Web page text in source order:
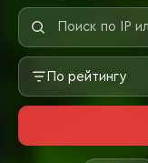
По рейтингу